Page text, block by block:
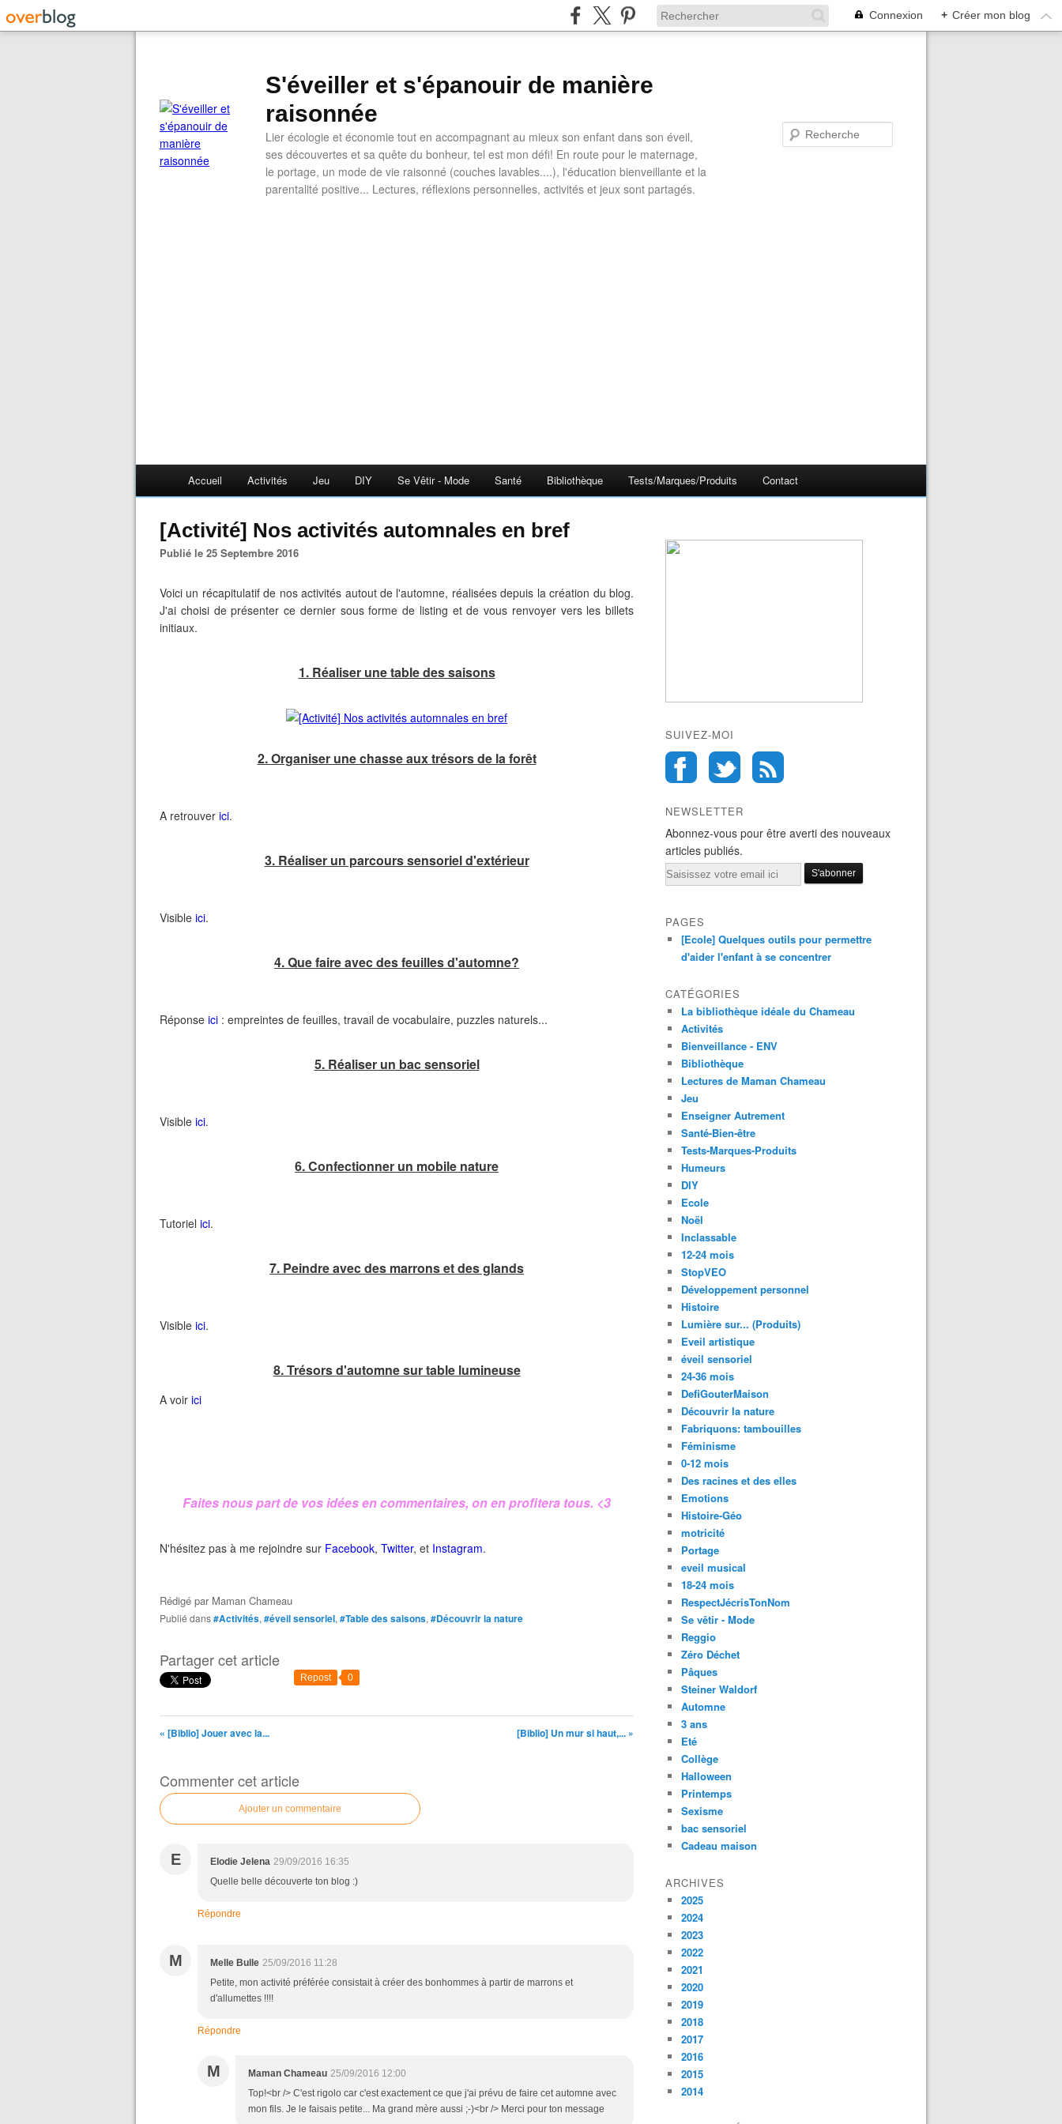
Connexion + Créer mon blog
S'éveiller et s'épanouir de manière
raisonnée
Lier écologie et économie tout en accompagnant au mieux son enfant dans son éveil,
ses découvertes et sa quête du bonheur, tel est mon défi! En route pour le maternage,
le portage, un mode de vie raisonné (couches lavables....), l'éducation bienveillante et la
parentalité positive... Lectures, réflexions personnelles, activités et jeux sont partagés.
Accueil Activités Jeu DIY Se Vêtir - Mode Santé Bibliothèque Tests/Marques/Produits Contact
[Activité] Nos activités automnales en bref
Publié le 25 Septembre 2016
Voici un récapitulatif de nos activités autout de l'automne, réalisées depuis la création du blog.
J'ai choisi de présenter ce dernier sous forme de listing et de vous renvoyer vers les billets
initiaux.
1. Réaliser une table des saisons
2. Organiser une chasse aux trésors de la forêt
A retrouver ici.
3.​ Réaliser un parcours sensoriel d'extérieur
Visible ici.
4. ​Que faire avec des feuilles d'automne?
Réponse ici : empreintes de feuilles, travail de vocabulaire, puzzles naturels...
5. ​Réaliser un bac sensoriel
Visible ici.
6. ​Confectionner un mobile nature
Tutoriel ici.
7. Peindre avec des marrons et des glands
Visible ici.
8. Trésors d'automne sur table lumineuse
A voir ici
Faites nous part de vos idées en commentaires, on en profitera tous. <3
N'hésitez pas à me rejoindre sur Facebook, Twitter, et Instagram.
Rédigé par Maman Chameau
Publié dans#Activités, #éveil sensoriel, #Table des saisons, #Découvrir la nature
Partager cet article
Repost 0
« [Biblio] Jouer avec la... [Biblio] Un mur si haut,... »
Commenter cet article
Ajouter un commentaire
E Elodie Jelena 29/09/2016 16:35
Quelle belle découverte ton blog :)
Répondre
M Melle Bulle 25/09/2016 11:28
Petite, mon activité préférée consistait à créer des bonhommes à partir de marrons et
d'allumettes !!!!
Répondre
M Maman Chameau 25/09/2016 12:00
Top!<br /> C'est rigolo car c'est exactement ce que j'ai prévu de faire cet automne avec
mon fils. Je le faisais petite... Ma grand mère aussi ;-)<br /> Merci pour ton message
SUIVEZ-MOI
NEWSLETTER
Abonnez-vous pour être averti des nouveaux
articles publiés.
Email
PAGES
[Ecole] Quelques outils pour permettre
d'aider l'enfant à se concentrer
CATÉGORIES
La bibliothèque idéale du Chameau
Activités
Bienveillance - ENV
Bibliothèque
Lectures de Maman Chameau
Jeu
Enseigner Autrement
Santé-Bien-être
Tests-Marques-Produits
Humeurs
DIY
Ecole
Noël
Inclassable
12-24 mois
StopVEO
Développement personnel
Histoire
Lumière sur... (Produits)
Eveil artistique
éveil sensoriel
24-36 mois
DefiGouterMaison
Découvrir la nature
Fabriquons: tambouilles
Féminisme
0-12 mois
Des racines et des elles
Emotions
Histoire-Géo
motricité
Portage
eveil musical
18-24 mois
RespectJécrisTonNom
Se vêtir - Mode
Reggio
Zéro Déchet
Pâques
Steiner Waldorf
Automne
3 ans
Eté
Collège
Halloween
Printemps
Sexisme
bac sensoriel
Cadeau maison
ARCHIVES
2025
2024
2023
2022
2021
2020
2019
2018
2017
2016
2015
2014